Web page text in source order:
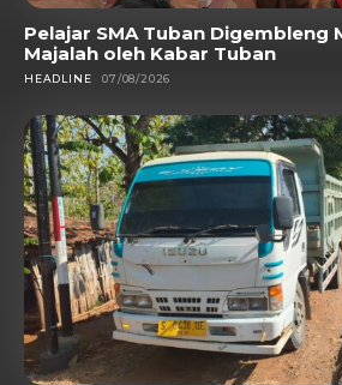
Pelajar SMA Tuban Digembleng
Majalah oleh Kabar Tuban
HEADLINE 07/08/2026